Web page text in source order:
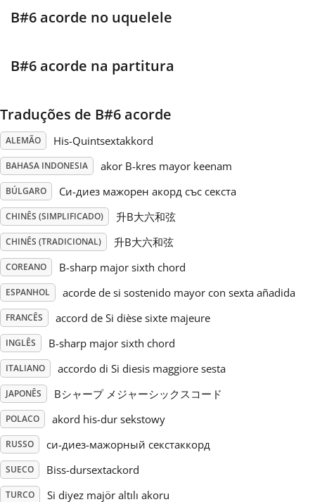
Português
Русский
Svenska
Tiếng Việt
Türkçe
Українська
B#6 acorde no uquelele
B#6 acorde na partitura
Traduções de B#6 acorde
ALEMÃO His-Quintsextakkord
BAHASA INDONESIA akor B-kres mayor keenam
BÚLGARO Си-диез мажорен акорд със секста
CHINÊS (SIMPLIFICADO) 升B大六和弦
CHINÊS (TRADICIONAL) 升B大六和弦
COREANO B-sharp major sixth chord
ESPANHOL acorde de si sostenido mayor con sexta añadida
FRANCÊS accord de Si dièse sixte majeure
INGLÊS B-sharp major sixth chord
ITALIANO accordo di Si diesis maggiore sesta
JAPONÊS Bシャープ メジャーシックスコード
POLACO akord his-dur sekstowy
RUSSO си-диез-мажорный секстаккорд
SUECO Biss-dursextackord
TURCO Si diyez majör altılı akoru